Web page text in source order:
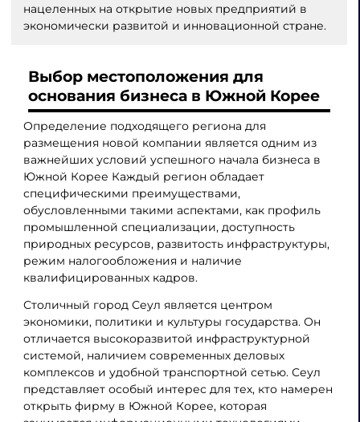
нацеленных на открытие новых предприятий в
экономически развитой и инновационной стране.
Выбор местоположения для
основания бизнеса в Южной Корее
Определение подходящего региона для
размещения новой компании является одним из
важнейших условий успешного начала бизнеса в
Южной Корее Каждый регион обладает
специфическими преимуществами,
обусловленными такими аспектами, как профиль
промышленной специализации, доступность
природных ресурсов, развитость инфраструктуры,
режим налогообложения и наличие
квалифицированных кадров.
Столичный город Сеул является центром
экономики, политики и культуры государства. Он
отличается высокоразвитой инфраструктурной
системой, наличием современных деловых
комплексов и удобной транспортной сетью. Сеул
представляет особый интерес для тех, кто намерен
открыть фирму в Южной Корее, которая